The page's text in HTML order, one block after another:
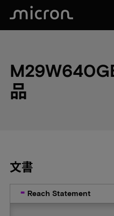
品
文書
Reach Statement